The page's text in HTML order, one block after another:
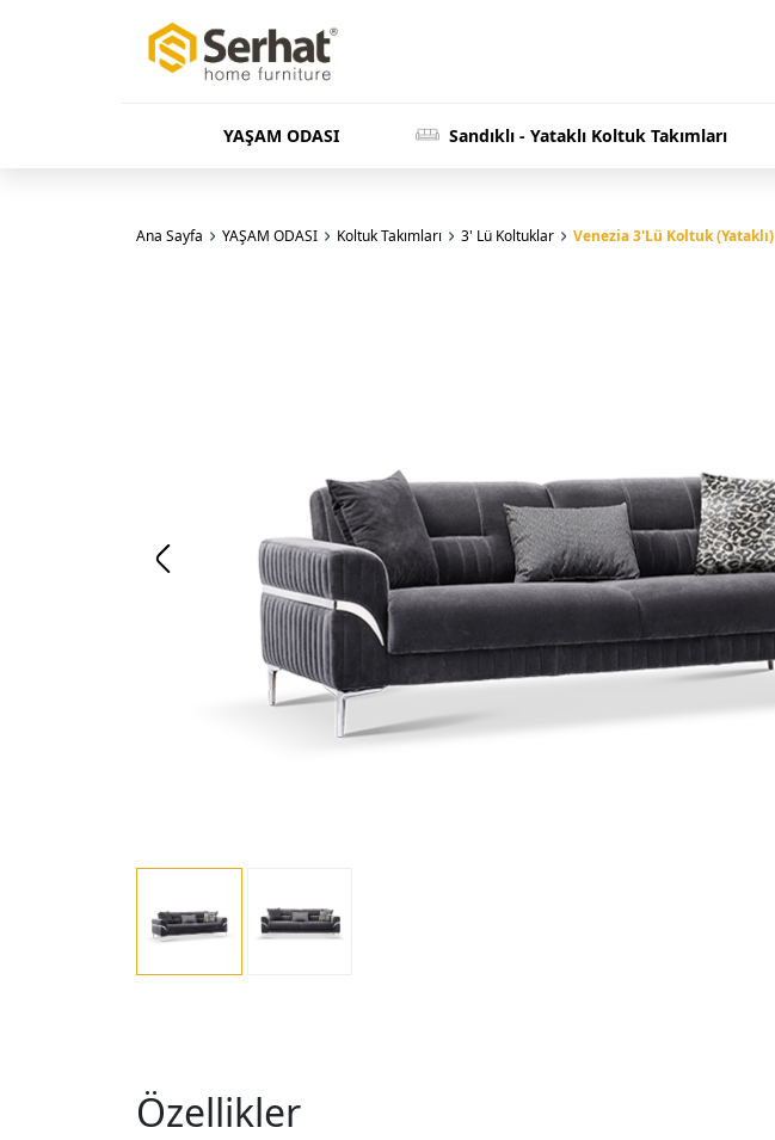
YAŞAM ODASI Sandıklı - Yataklı Koltuk Takımları
Ana Sayfa YAŞAM ODASI Koltuk Takımları 3' Lü Koltuklar Venezia 3'Lü Koltuk (Yataklı)
Özellikler